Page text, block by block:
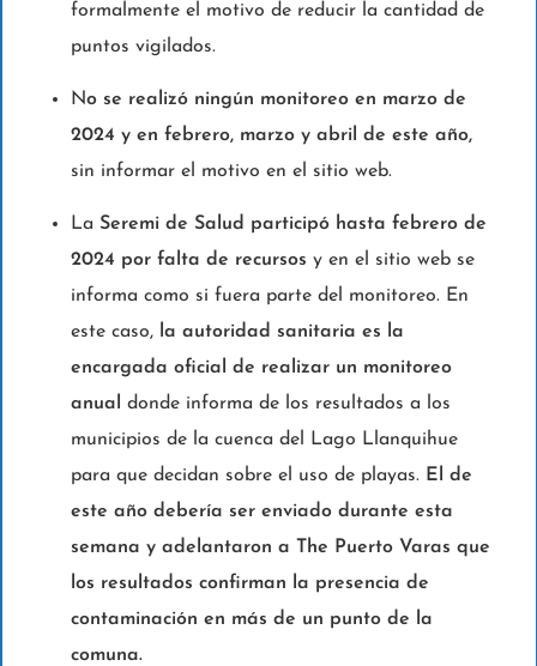
formalmente el motivo de reducir la cantidad de
puntos vigilados.
No se realizó ningún monitoreo en marzo de
2024 y en febrero, marzo y abril de este año,
sin informar el motivo en el sitio web.
LaSeremi de Salud participó hasta febrero de
2024 por falta de recursos y en el sitio web se
informa como si fuera parte del monitoreo. En
este caso, la autoridad sanitaria es la
encargada oficial de realizar un monitoreo
anualdonde informa de los resultados a los
municipios de la cuenca del Lago Llanquihue
para que decidan sobre el uso de playas. El de
este año debería ser enviado durante esta
semana y adelantaron a The Puerto Varas que
los resultados confirman la presencia de
contaminación en más de un punto de la
comuna.